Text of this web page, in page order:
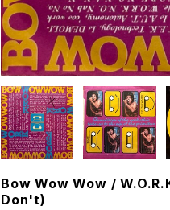
Bow Wow Wow /
Don't)